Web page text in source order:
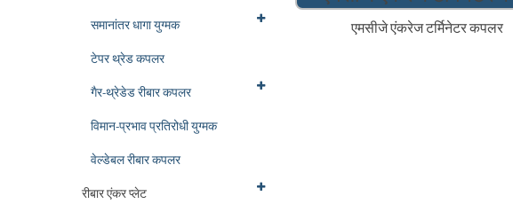
समानांतर धागा युग्मक
टेपर थ्रेड कपलर
गैर-थ्रेडेड रीबार कपलर
विमान-प्रभाव प्रतिरोधी युग्मक
वेल्डेबल रीबार कपलर
रीबार एंकर प्लेट
एमसीजे एंकरेज टर्मिनेटर कपलर